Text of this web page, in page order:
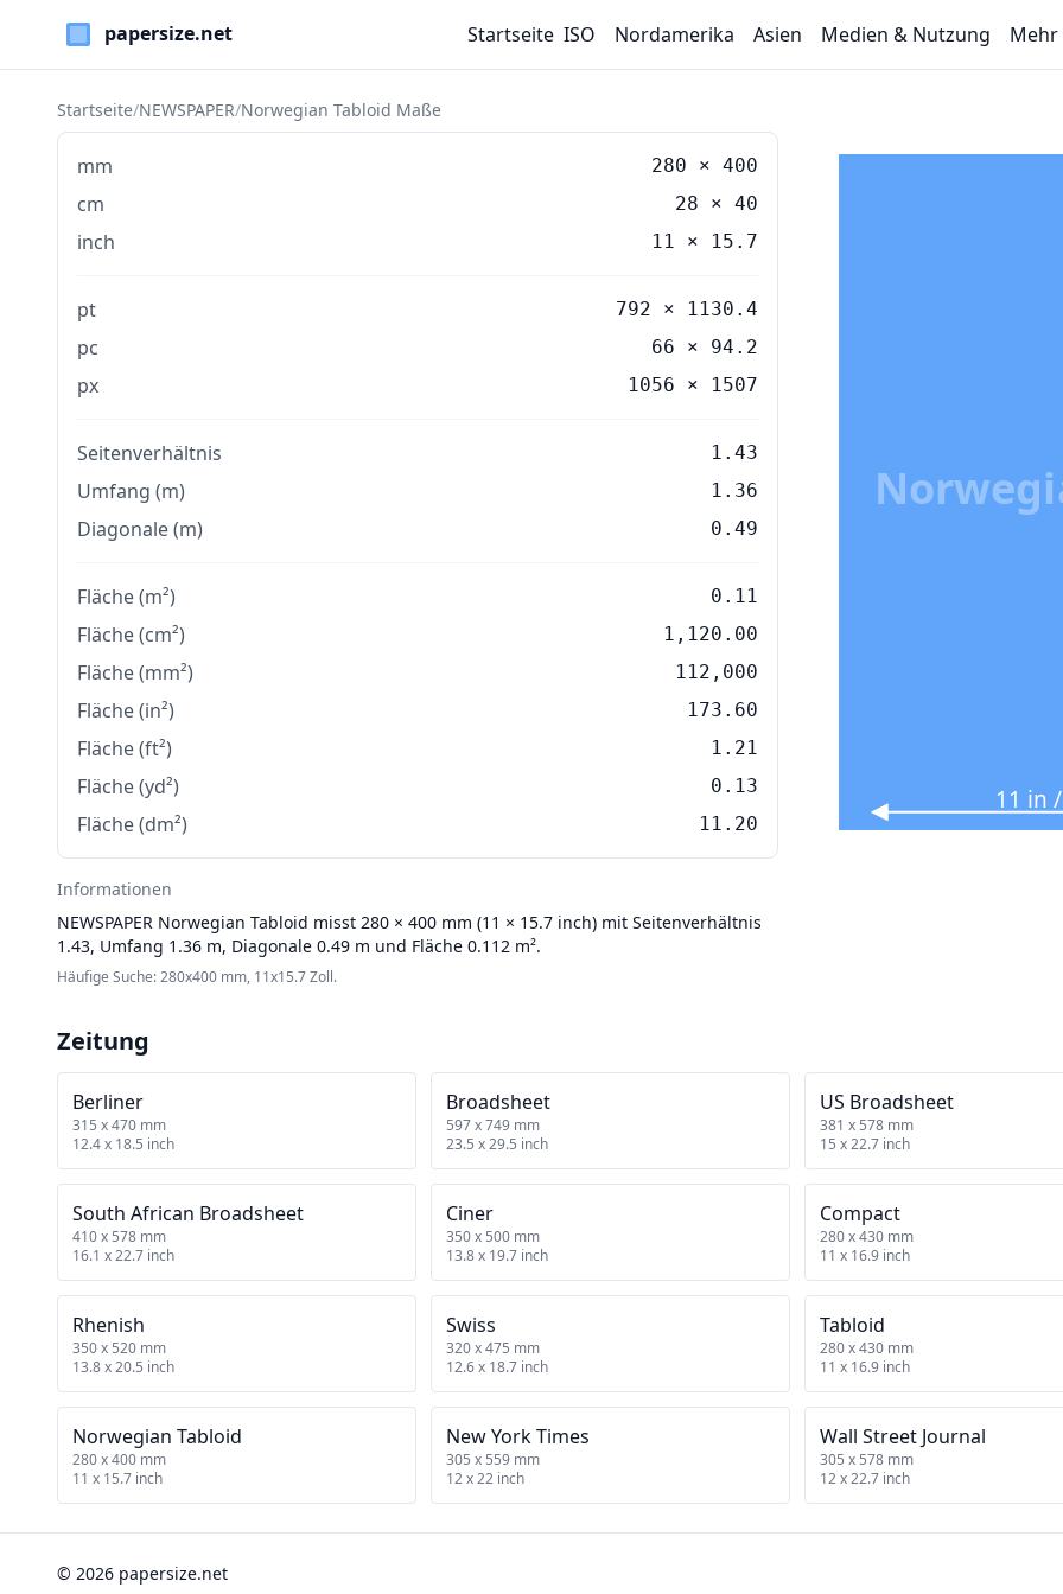
Paper Sizes Startseite ISO Nordamerika Asien Medien & Nutzung Mehr
Startseite/NEWSPAPER/Norwegian Tabloid Maße
mm 280 × 400
cm 28 × 40
inch 11 × 15.7
pt 792 × 1130.4
pc 66 × 94.2
px 1056 × 1507
Seitenverhältnis 1.43
Umfang (m) 1.36
Diagonale (m) 0.49
Fläche (m²) 0.11
Fläche (cm²) 1,120.00
Fläche (mm²) 112,000
Fläche (in²) 173.60
Fläche (ft²) 1.21
Fläche (yd²) 0.13
Fläche (dm²) 11.20
Informationen
NEWSPAPER Norwegian Tabloid misst 280 × 400 mm (11 × 15.7 inch) mit Seitenverhältnis
1.43, Umfang 1.36 m, Diagonale 0.49 m und Fläche 0.112 m².
Häufige Suche: 280x400 mm, 11x15.7 Zoll.
11 in
Zeitung
Berliner
315 x 470 mm
12.4 x 18.5 inch
Broadsheet
597 x 749 mm
23.5 x 29.5 inch
US Broadsheet
381 x 578 mm
15 x 22.7 inch
South African Broadsheet
410 x 578 mm
16.1 x 22.7 inch
Ciner
350 x 500 mm
13.8 x 19.7 inch
Compact
280 x 430 mm
11 x 16.9 inch
Rhenish
350 x 520 mm
13.8 x 20.5 inch
Swiss
320 x 475 mm
12.6 x 18.7 inch
Tabloid
280 x 430 mm
11 x 16.9 inch
Norwegian Tabloid
280 x 400 mm
11 x 15.7 inch
New York Times
305 x 559 mm
12 x 22 inch
Wall Street Journal
305 x 578 mm
12 x 22.7 inch
© 2026 papersize.net